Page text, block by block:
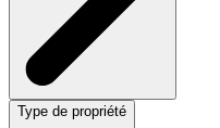
Type de propriété